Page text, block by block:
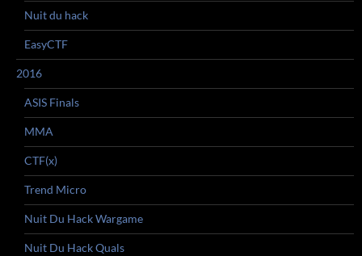
Nuit du hack
EasyCTF
2016
ASIS Finals
MMA
CTF(x)
Trend Micro
Nuit Du Hack Wargame
Nuit Du Hack Quals